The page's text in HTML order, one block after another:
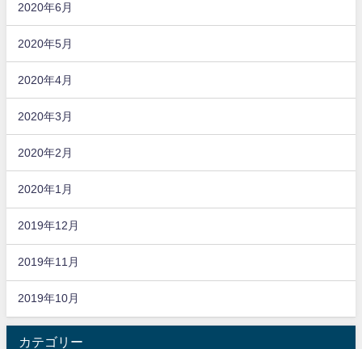
2020年6月
2020年5月
2020年4月
2020年3月
2020年2月
2020年1月
2019年12月
2019年11月
2019年10月
カテゴリー